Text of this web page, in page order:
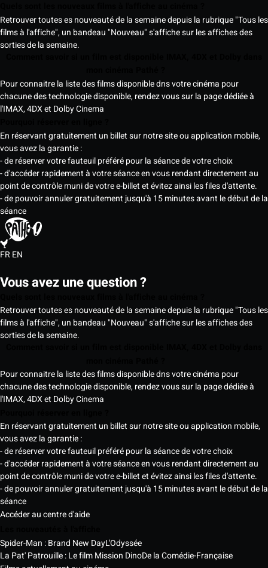
Retrouver toutes es nouveauté de la semaine depuis la rubrique "Tous les
films à l'affiche", un bandeau "Nouveau" s'affiche sur les affiches des
sorties de la semaine.
Pour connaitre la liste des films disponible dns votre cinéma pour
chacune des technologie disponible, rendez vous sur la page dédiée à
l'IMAX, 4DX et Dolby Cinema
En réservant gratuitement un billet sur notre site ou application mobile,
vous avez la garantie :
- de réserver votre fauteuil préféré pour la séance de votre choix
- d'accéder rapidement à votre séance en vous rendant directement au
point de contrôle muni de votre e-billet et évitez ainsi les files d'attente.
- de pouvoir annuler gratuitement jusqu'à 15 minutes avant le début de la
séance
FREN
Vous avez une question ?
Retrouver toutes es nouveauté de la semaine depuis la rubrique "Tous les
films à l'affiche", un bandeau "Nouveau" s'affiche sur les affiches des
sorties de la semaine.
Pour connaitre la liste des films disponible dns votre cinéma pour
chacune des technologie disponible, rendez vous sur la page dédiée à
l'IMAX, 4DX et Dolby Cinema
En réservant gratuitement un billet sur notre site ou application mobile,
vous avez la garantie :
- de réserver votre fauteuil préféré pour la séance de votre choix
- d'accéder rapidement à votre séance en vous rendant directement au
point de contrôle muni de votre e-billet et évitez ainsi les files d'attente.
- de pouvoir annuler gratuitement jusqu'à 15 minutes avant le début de la
séance
Accéder au centre d'aide
Spider-Man : Brand New DayL'Odyssée
La Pat' Patrouille : Le film Mission DinoDe la Comédie-Française